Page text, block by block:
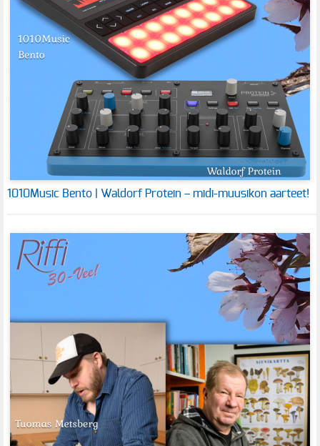
1010Music Bento | Waldorf Protein – midi-muusikon aarteet!